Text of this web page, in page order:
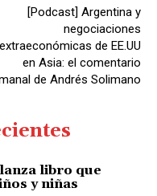
[Podcast] Argentina y
negociaciones
extraeconómicas de EE.UU
en Asia: el comentario
de Andrés Solimano
libro que
y niñas